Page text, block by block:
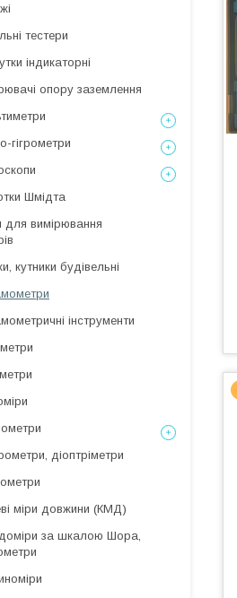
тестери
індикаторні
опору заземлення
гігрометри
Шмідта
для вимірювання
кутники будівельні
інструменти
діоптріметри
міри довжини (КМД)
за шкалою Шора,